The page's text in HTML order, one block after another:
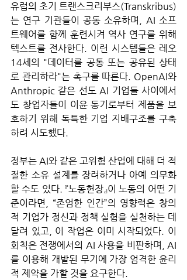
유럽의 초기 트랜스크리부스(Transkribus)
는 연구 기관들이 공동 소유하며, AI 소프
트웨어를 함께 훈련시켜 역사 연구를 위해
텍스트를 전사한다. 이런 시스템들은 레오
14세의 "데이터를 공통 또는 공유된 상태
로 관리하라"는 촉구를 따른다. OpenAI와
Anthropic 같은 선도 AI 기업들 사이에서
도 창업자들이 이윤 동기로부터 제품을 보
호하기 위해 독특한 기업 지배구조를 구축
하려 시도했다.
정부는 AI와 같은 고위험 산업에 대해 더 적
절한 소유 설계를 장려하거나 아예 의무화
할 수도 있다. 『노동헌장』이 노동의 어떤 기
준이라면, “존엄한 인간”의 영향력은 창의
적 기업가 정신과 정책 실험을 실천하는 데
달려 있고, 이 작업은 이미 시작되었다. 이
회칙은 전쟁에서의 AI 사용을 비판하며, AI
를 이용해 개발된 무기에 가장 엄격한 윤리
적 제약을 가할 것을 요구한다.